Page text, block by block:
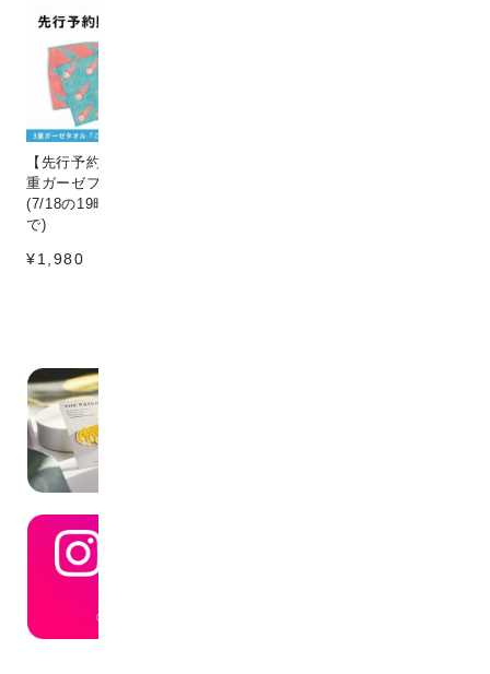
【先行予約販売】[こなゆき] 3
重ガーゼフェイスタオル dino
(7/18の19時〜7/25の12時ま
で)
¥1,980